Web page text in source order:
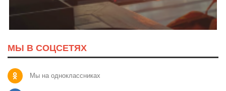
МЫ В СОЦСЕТЯХ
Мы на одноклассниках